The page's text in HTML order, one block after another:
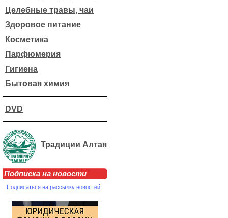
Целебные травы, чаи
Здоровое питание
Косметика
Парфюмерия
Гигиена
Бытовая химия
DVD
Традиции Алтая
Подписка на новости
Подписаться на рассылку новостей